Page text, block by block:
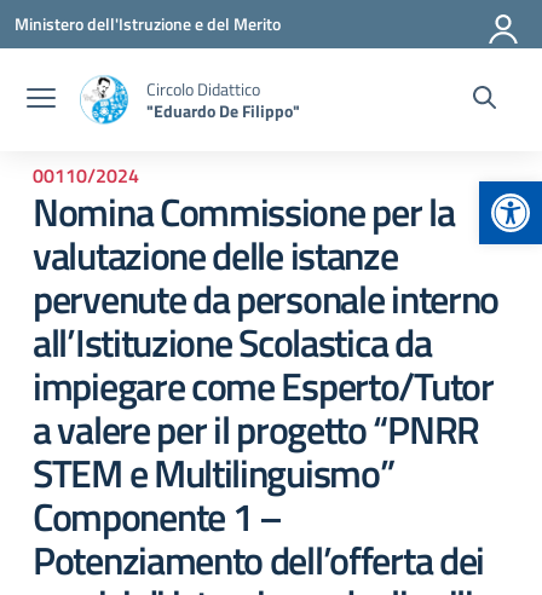
Vai ai contenuti
Vai al menu di navigazione
Vai al footer
Ministero dell'Istruzione e del Merito
Circolo Didattico
"Eduardo De Filippo"
00110/2024
Nomina Commissione per la
valutazione delle istanze
pervenute da personale interno
all’Istituzione Scolastica da
impiegare come Esperto/Tutor
a valere per il progetto “PNRR
STEM e Multilinguismo”
Componente 1 –
Potenziamento dell’offerta dei